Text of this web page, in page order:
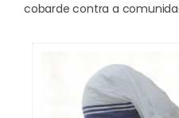
cobarde contra a